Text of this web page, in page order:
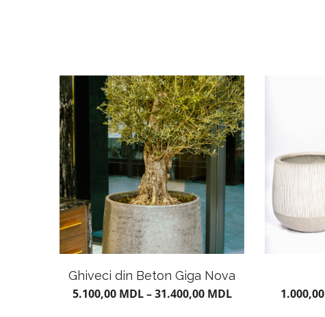
Ghiveci din Beton Giga Nova
5.100,00 MDL–31.400,00 MDL 1.000,00